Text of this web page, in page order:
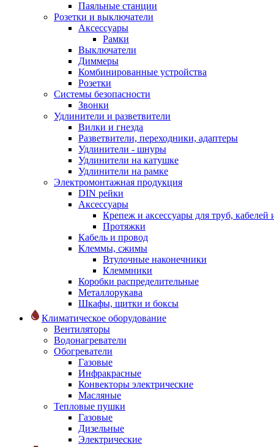
Паяльные станции
Розетки и выключатели
Аксессуары
Рамки
Выключатели
Диммеры
Комбинированные устройства
Розетки
Системы безопасности
Звонки
Удлинители и разветвители
Вилки и гнезда
Разветвители, переходники, адаптеры
Удлинители - шнуры
Удлинители на катушке
Удлинители на рамке
Электромонтажная продукция
DIN рейки
Аксессуары
Крепеж и аксессуары для труб, кабелей
Протяжки
Кабель и провод
Клеммы, сжимы
Втулочные наконечники
Клеммники
Коробки распределительные
Металлорукава
Шкафы, щитки и боксы
Климатическое оборудование
Вентиляторы
Водонагреватели
Обогреватели
Газовые
Инфракрасные
Конвекторы электрические
Масляные
Тепловые пушки
Газовые
Дизельные
Электрические